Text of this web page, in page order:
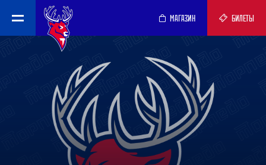
МАГАЗИН БИЛЕТЫ